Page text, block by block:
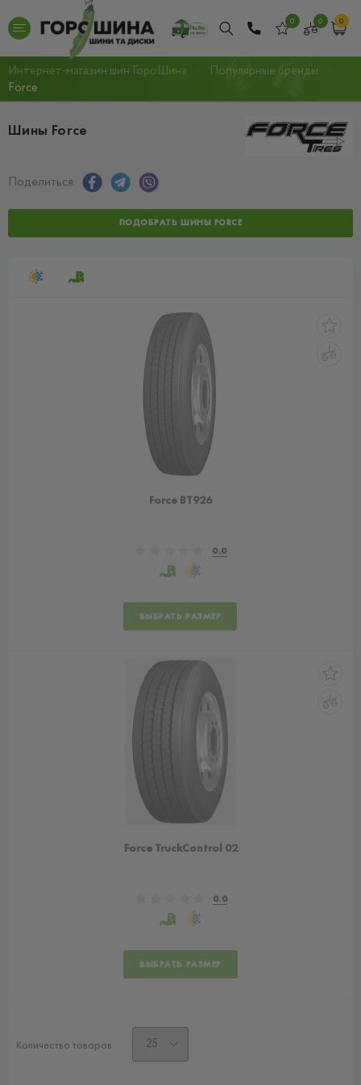
0 0 0
Интернет-магазин шин ГороШина
Популярные бренды
Force
Шины Force
Поделиться:
ПОДОБРАТЬ ШИНЫ FORCE
Force BT926
0.0
ВЫБРАТЬ РАЗМЕР
Force TruckControl 02
0.0
ВЫБРАТЬ РАЗМЕР
Количество товаров